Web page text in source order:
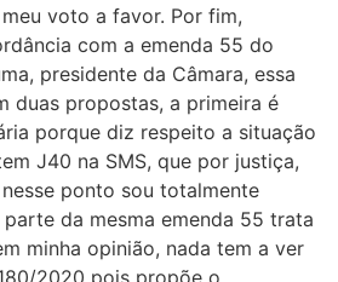
voto a favor. Por fim,
com a emenda 55 do
presidente da Câmara, essa
duas propostas, a primeira é
porque diz respeito a situação
J40 na SMS, que por justiça,
ponto sou totalmente
da mesma emenda 55 trata
minha opinião, nada tem a ver
2020 pois propõe o